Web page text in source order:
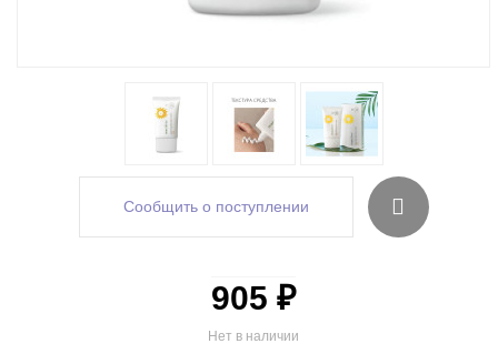
Сообщить о поступлении
Нет в наличии
905 ₽